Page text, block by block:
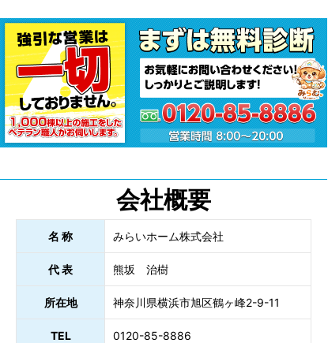
会社概要
名 称 みらいホーム株式会社
代 表 熊坂 治樹
所在地 神奈川県横浜市旭区鶴ヶ峰2-9-11
TEL 0120-85-8886